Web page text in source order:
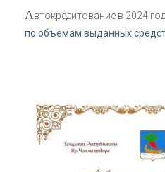
Автокредитование в 2024
по объемам выданных